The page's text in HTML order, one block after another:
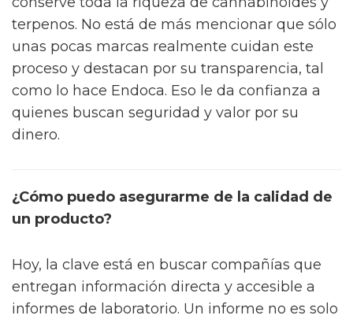
terpenos. No está de más mencionar que sólo
unas pocas marcas realmente cuidan este
proceso y destacan por su transparencia, tal
como lo hace Endoca. Eso le da confianza a
quienes buscan seguridad y valor por su
dinero.
¿Cómo puedo asegurarme de la calidad de
un producto?
Hoy, la clave está en buscar compañías que
entregan información directa y accesible a
informes de laboratorio. Un informe no es solo